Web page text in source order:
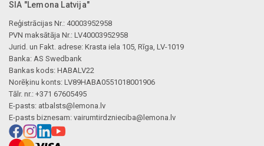
SIA "Lemona Latvija"
Reģistrācijas Nr.: 40003952958
PVN maksātāja Nr.: LV40003952958
Jurid. un Fakt. adrese: Krasta iela 105, Rīga, LV-1019
Banka: AS Swedbank
Bankas kods: HABALV22
Norēķinu konts: LV89HABA0551018001906
Tālr. nr.: +371 67605495
E-pasts: atbalsts@lemona.lv
E-pasts biznesam: vairumtirdznieciba@lemona.lv